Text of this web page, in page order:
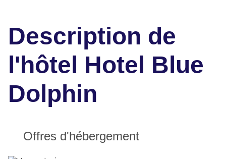
Description de
l'hôtel Hotel Blue
Dolphin
Offres d'hébergement